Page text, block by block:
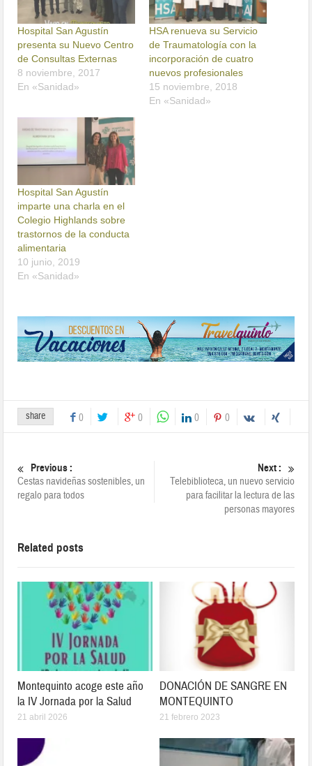
Hospital San Agustín
presenta su Nuevo Centro
de Consultas Externas
8 noviembre, 2017
En «Sanidad»
HSA renueva su Servicio
de Traumatología con la
incorporación de cuatro
nuevos profesionales
15 noviembre, 2018
En «Sanidad»
Hospital San Agustín
imparte una charla en el
Colegio Highlands sobre
trastornos de la conducta
alimentaria
10 junio, 2019
En «Sanidad»
share 0 0 0 0
Previous :
Cestas navideñas sostenibles, un
regalo para todos
Next :
Telebiblioteca, un nuevo servicio
para facilitar la lectura de las
personas mayores
Related posts
Montequinto acoge este año
la IV Jornada por la Salud
21 abril 2026
DONACIÓN DE SANGRE EN
MONTEQUINTO
21 febrero 2023